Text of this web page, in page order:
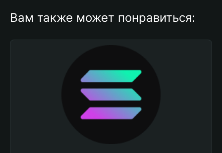
Вам также может понравиться: